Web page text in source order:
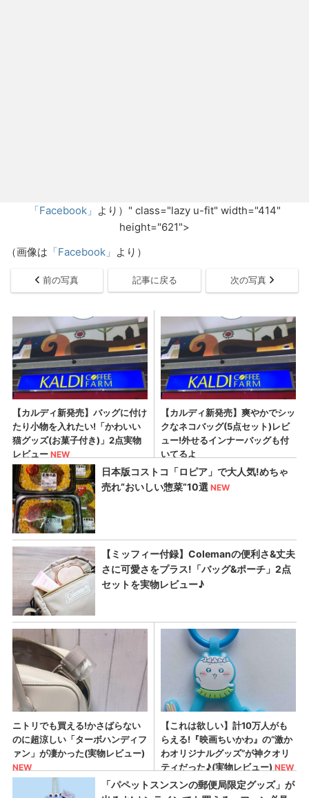
「Facebook」 より）" class="lazy u-fit" width="414"
height="621">
（画像は 「Facebook」 より）
前の写真 記事に戻る 次の写真